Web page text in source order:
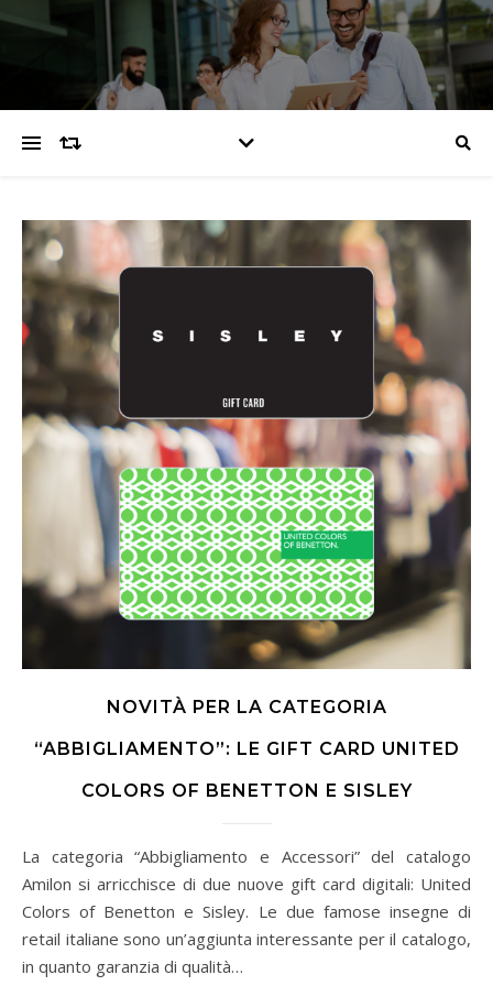
NOVITÀ PER LA CATEGORIA
“ABBIGLIAMENTO”: LE GIFT CARD UNITED
COLORS OF BENETTON E SISLEY
La categoria “Abbigliamento e Accessori” del catalogo
Amilon si arricchisce di due nuove gift card digitali: United
Colors of Benetton e Sisley. Le due famose insegne di
retail italiane sono un’aggiunta interessante per il catalogo,
in quanto garanzia di qualità…